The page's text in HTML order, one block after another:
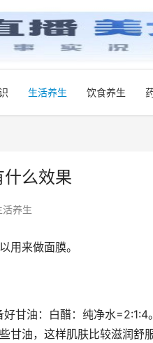
生活养生 饮食养生
什么效果
活养生
用来做面膜。
甘油：白醋：纯净水
甘油，这样肌肤比较滋润舒